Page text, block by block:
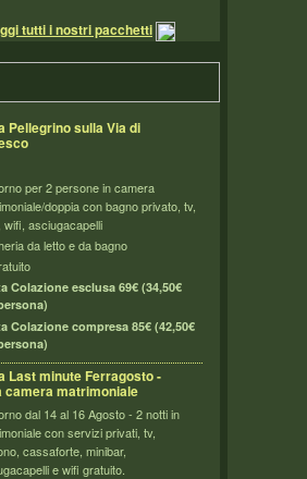
tutti i nostri pacchetti
Pellegrino sulla Via di
per 2 persone in camera
doppia con bagno privato, tv,
wifi, asciugacapelli
da letto e da bagno
Colazione esclusa 69€ (34,50€
Colazione compresa 85€ (42,50€
Last minute Ferragosto -
camera matrimoniale
dal 14 al 16 Agosto - 2 notti in
con servizi privati, tv,
cassaforte, minibar,
e wifi gratuito.